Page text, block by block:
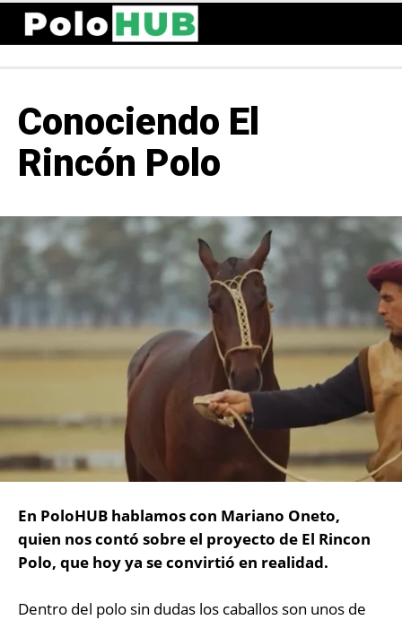
Conociendo El
Rincón Polo
En PoloHUB hablamos con Mariano Oneto,
quien nos contó sobre el proyecto de El Rincon
Polo, que hoy ya se convirtió en realidad.
Dentro del polo sin dudas los caballos son unos de